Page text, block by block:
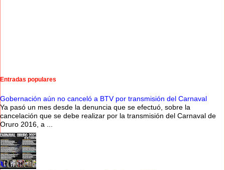
Entradas populares
Gobernación aún no canceló a BTV por transmisión del Carnaval
Ya pasó un mes desde la denuncia que se efectuó, sobre la
cancelación que se debe realizar por la transmisión del Carnaval de
Oruro 2016, a ...